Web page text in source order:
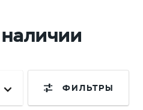
ФИЛЬТРЫ